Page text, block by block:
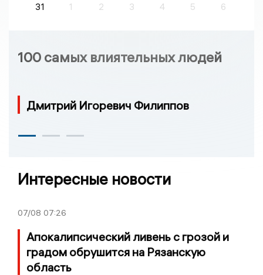
31
1 2 3 4 5 6
100 самых влиятельных людей
Дмитрий Игоревич Филиппов
Интересные новости
07/08 07:26
Апокалипсический ливень с грозой и
градом обрушится на Рязанскую
область